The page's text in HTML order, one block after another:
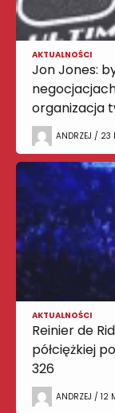
AKTUALNOŚCI
Jon Jones:
organizacja
ANDRZEJ / 23
AKTUALNOŚCI
Reinier de
półciężkiej
326
ANDRZEJ / 12